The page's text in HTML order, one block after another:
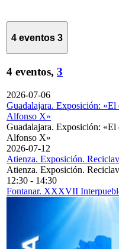
4 eventos 3
4 eventos, 3
2026-07-06
Guadalajara. Exposición:
Alfonso X»
Guadalajara. Exposición:
Alfonso X»
2026-07-12
Atienza. Exposición.
Atienza. Exposición.
12:30 - 14:30
Fontanar. XXXVII